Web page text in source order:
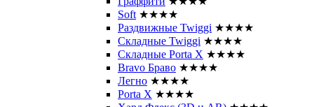
Soft ★★★★
Раздвижные Twiggi ★★★★
Складные Twiggi ★★★★
Складные Porta X ★★★★
Bravo Браво ★★★★
Легно ★★★★
Porta X ★★★★